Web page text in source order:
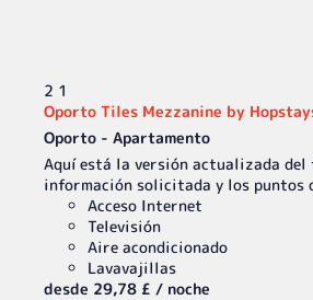
2 1
Oporto Tiles Mezzanine by
Oporto - Apartamento
Aquí está la versión actualizada
información solicitada y los puntos
Acceso Internet
Televisión
Aire acondicionado
Lavavajillas
desde 29,78 £ / noche